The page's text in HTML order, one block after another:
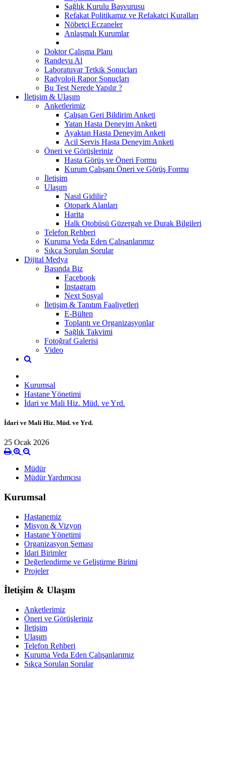
Sağlık Kurulu Başvurusu
Refakat Politikamız ve Refakatçi Kuralları
Nöbetçi Eczaneler
Anlaşmalı Kurumlar
Doktor Çalışma Planı
Randevu Al
Laboratuvar Tetkik Sonuçları
Radyoloji Rapor Sonuçları
Bu Test Nerede Yapılır ?
İletişim & Ulaşım
Anketlerimiz
Çalışan Geri Bildirim Anketi
Yatan Hasta Deneyim Anketi
Ayaktan Hasta Deneyim Anketi
Acil Servis Hasta Deneyim Anketi
Öneri ve Görüşleriniz
Hasta Görüş ve Öneri Formu
Kurum Çalışanı Öneri ve Görüş Formu
İletişim
Ulaşım
Nasıl Gidilir?
Otopark Alanları
Harita
Halk Otobüsü Güzergah ve Durak Bilgileri
Telefon Rehberi
Kuruma Veda Eden Çalışanlarımız
Sıkça Sorulan Sorular
Dijital Medya
Basında Biz
Facebook
İnstagram
Next Sosyal
İletişim & Tanıtım Faaliyetleri
E-Bülten
Toplantı ve Organizasyonlar
Sağlık Takvimi
Fotoğraf Galerisi
Video
Kurumsal
Hastane Yönetimi
İdari ve Mali Hiz. Müd. ve Yrd.
İdari ve Mali Hiz. Müd. ve Yrd.
25 Ocak 2026
Müdür
Müdür Yardımcısı
Kurumsal
Hastanemiz
Misyon & Vizyon
Hastane Yönetimi
Organizasyon Şeması
İdari Birimler
Değerlendirme ve Geliştirme Birimi
Projeler
İletişim & Ulaşım
Anketlerimiz
Öneri ve Görüşleriniz
İletişim
Ulaşım
Telefon Rehberi
Kuruma Veda Eden Çalışanlarımız
Sıkça Sorulan Sorular